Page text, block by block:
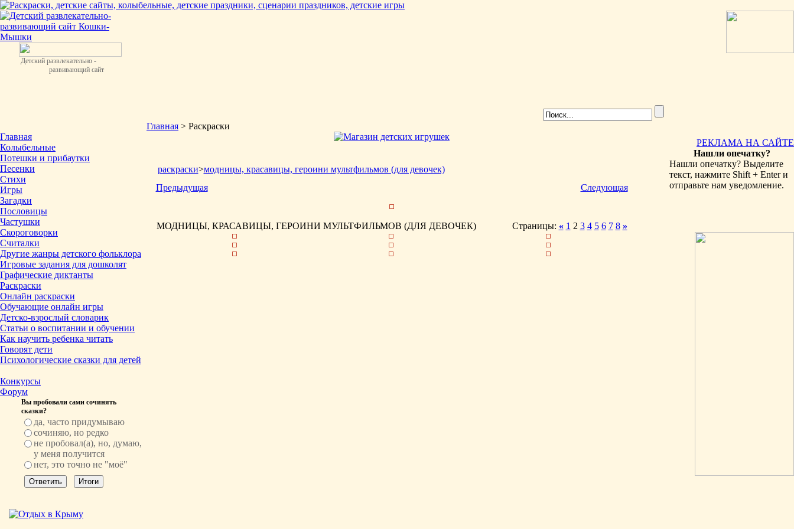
Детский развлекательно -
развивающий сайт
Главная
Колыбельные
Потешки и прибаутки
Песенки
Стихи
Игры
Загадки
Пословицы
Частушки
Скороговорки
Считалки
Другие жанры детского фольклора
Игровые задания для дошколят
Графические диктанты
Раскраски
Онлайн раскраски
Обучающие онлайн игры
Детско-взрослый словарик
Статьи о воспитании и обучении
Как научить ребенка читать
Говорят дети
Психологические сказки для детей
Конкурсы
Форум
Вы пробовали сами сочинять
сказки?
да, часто придумываю
сочиняю, но редко
не пробовал(а), но, думаю,
у меня получится
нет, это точно не "моё"
Главная > Раскраски
раскраски>модницы, красавицы, героини мультфильмов (для девочек)
Предыдущая
Следующая
МОДНИЦЫ, КРАСАВИЦЫ, ГЕРОИНИ МУЛЬТФИЛЬМОВ (ДЛЯ ДЕВОЧЕК) Страницы: « 1 2 3 4 5 6 7 8 »
РЕКЛАМА НА САЙТЕ
Нашли опечатку?
Нашли опечатку? Выделите
текст, нажмите Shift + Enter и
отправьте нам уведомление.